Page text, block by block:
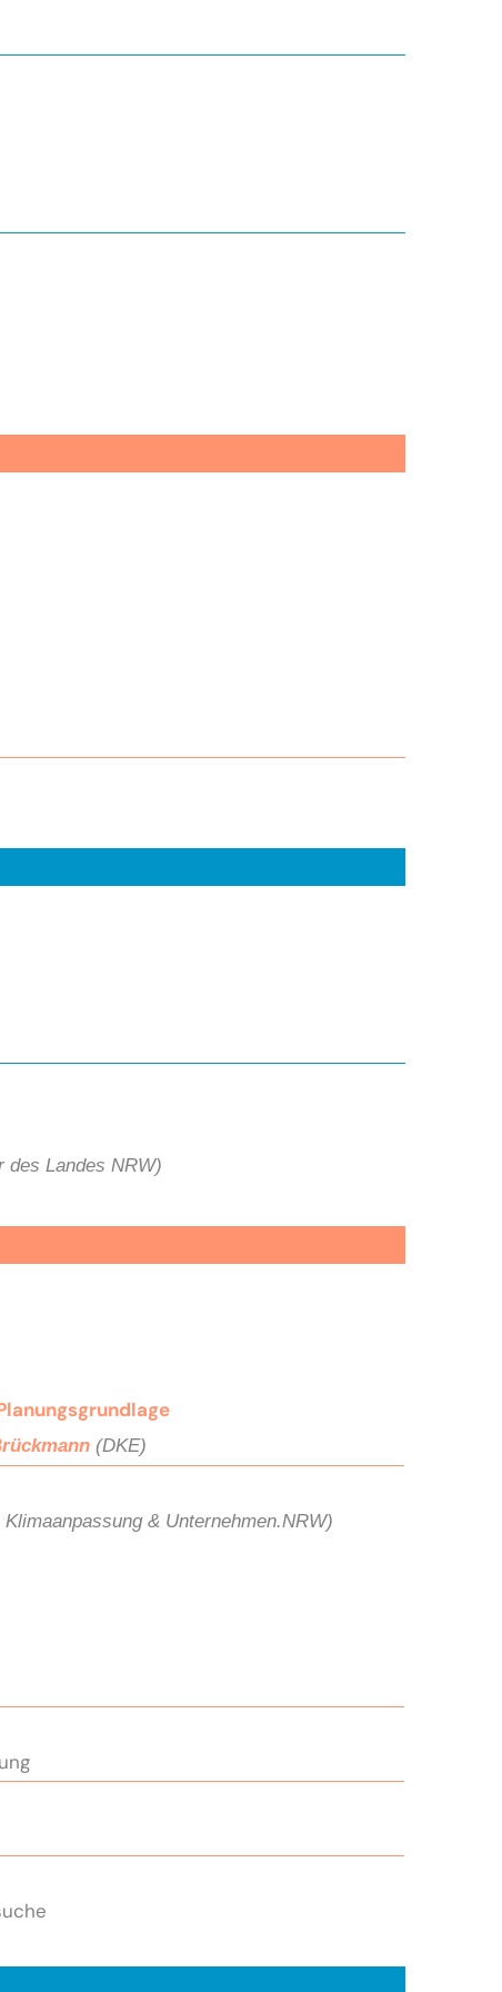
Landes NRW)
(DKE)
& Unternehmen.NRW)